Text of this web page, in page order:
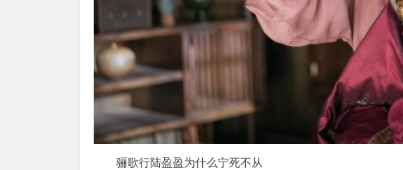
骊歌行陆盈盈为什么宁死不从